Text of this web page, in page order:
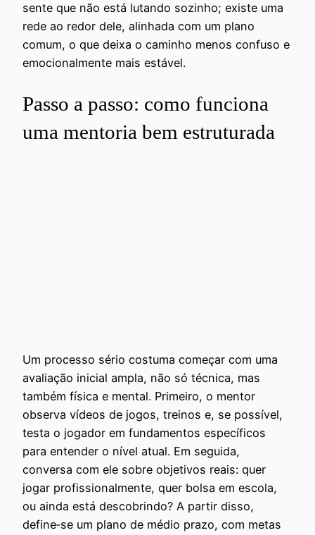
sente que não está lutando sozinho; existe uma
rede ao redor dele, alinhada com um plano
comum, o que deixa o caminho menos confuso e
emocionalmente mais estável.
Passo a passo: como funciona
uma mentoria bem estruturada
Um processo sério costuma começar com uma
avaliação inicial ampla, não só técnica, mas
também física e mental. Primeiro, o mentor
observa vídeos de jogos, treinos e, se possível,
testa o jogador em fundamentos específicos
para entender o nível atual. Em seguida,
conversa com ele sobre objetivos reais: quer
jogar profissionalmente, quer bolsa em escola,
ou ainda está descobrindo? A partir disso,
define‑se um plano de médio prazo, com metas